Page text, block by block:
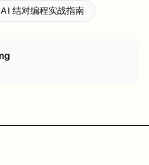
结对编程实战指南